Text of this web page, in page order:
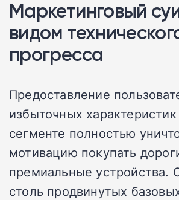
Маркетинговый
видом
прогресса
Предоставление
избыточных
сегменте полностью
мотивацию покупать
премиальные устройства.
столь продвинутых